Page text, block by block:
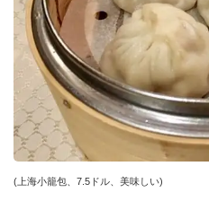
(上海小籠包、7.5ドル、美味しい)